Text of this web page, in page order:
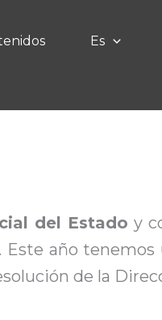
Es
del Estado y
año tenemos
de la